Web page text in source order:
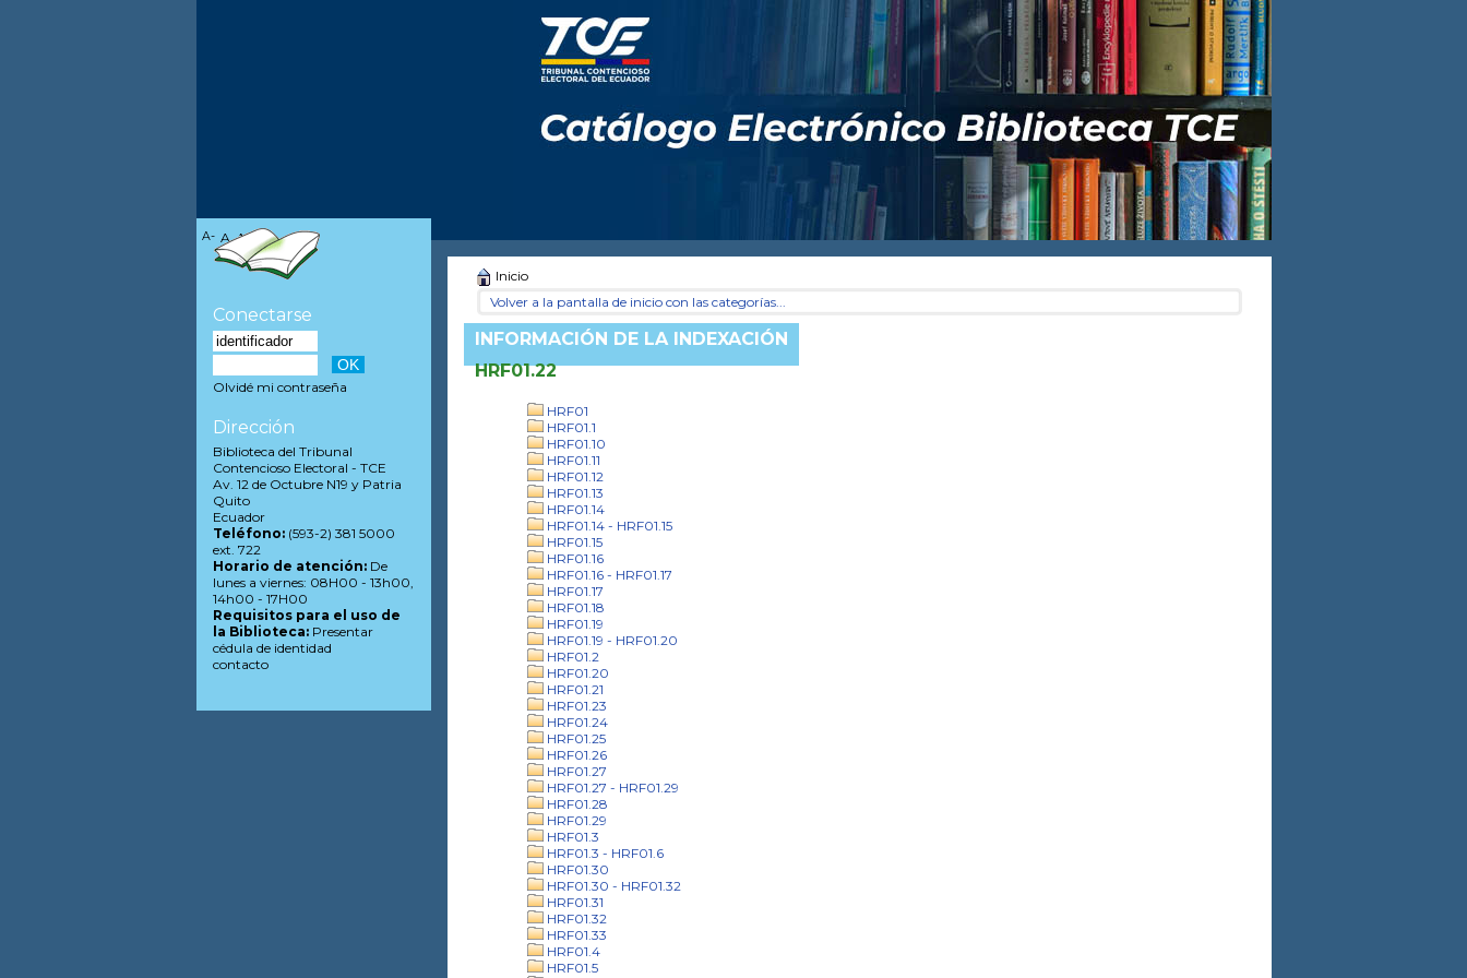
Inicio
Volver a la pantalla de inicio con las categorías...
INFORMACIÓN DE LA INDEXACIÓN
HRF01.22
HRF01
HRF01.1
HRF01.10
HRF01.11
HRF01.12
HRF01.13
HRF01.14
HRF01.14 - HRF01.15
HRF01.15
HRF01.16
HRF01.16 - HRF01.17
HRF01.17
HRF01.18
HRF01.19
HRF01.19 - HRF01.20
HRF01.2
HRF01.20
HRF01.21
HRF01.23
HRF01.24
HRF01.25
HRF01.26
HRF01.27
HRF01.27 - HRF01.29
HRF01.28
HRF01.29
HRF01.3
HRF01.3 - HRF01.6
HRF01.30
HRF01.30 - HRF01.32
HRF01.31
HRF01.32
HRF01.33
HRF01.4
HRF01.5
A- A A+
Conectarse
Olvidé mi contraseña
Dirección
Biblioteca del Tribunal
Contencioso Electoral - TCE
Av. 12 de Octubre N19 y Patria
Quito
Ecuador
Teléfono:(593-2) 381 5000
ext. 722
Horario de atención:De
lunes a viernes: 08H00 - 13h00,
14h00 - 17H00
Requisitos para el uso de
la Biblioteca:Presentar
cédula de identidad
contacto